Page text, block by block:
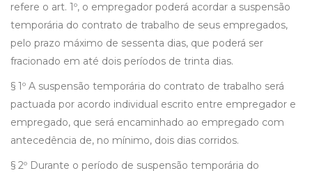
refere o art. 1º, o empregador poderá acordar a suspensão
temporária do contrato de trabalho de seus empregados,
pelo prazo máximo de sessenta dias, que poderá ser
fracionado em até dois períodos de trinta dias.
§ 1º A suspensão temporária do contrato de trabalho será
pactuada por acordo individual escrito entre empregador e
empregado, que será encaminhado ao empregado com
antecedência de, no mínimo, dois dias corridos.
§ 2º Durante o período de suspensão temporária do